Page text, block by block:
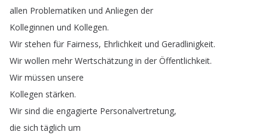
allen Problematiken und Anliegen der
Kolleginnen und Kollegen.
Wir stehen für Fairness, Ehrlichkeit und Geradlinigkeit.
Wir wollen mehr Wertschätzung in der Öffentlichkeit.
Wir müssen unsere
Kollegen stärken.
Wir sind die engagierte Personalvertretung,
die sich täglich um